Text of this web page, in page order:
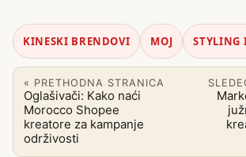
KINESKI BRENDOVI MOJ STYLING
« PRETHODNA STRANICA
Oglašivači: Kako naći
Morocco Shopee
kreatore za kampanje
održivosti